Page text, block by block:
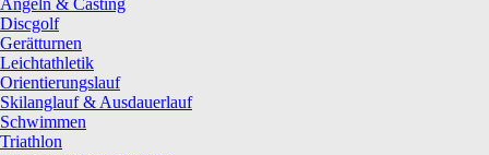
Angeln & Casting
Discgolf
Gerätturnen
Leichtathletik
Orientierungslauf
Skilanglauf & Ausdauerlauf
Schwimmen
Triathlon